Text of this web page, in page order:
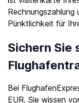
Rechnungszahlung
Pünktlichkeit für
Sichern Sie
Bei
EUR. Sie wissen